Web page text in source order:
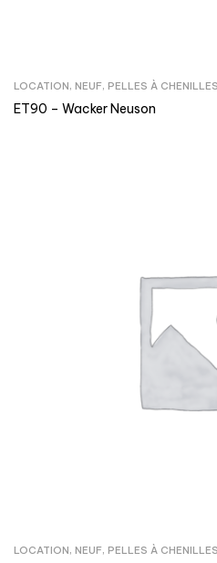
LOCATION, NEUF, PELLES À CHENILLES
ET90 – Wacker Neuson
LOCATION, NEUF, PELLES À CHENILLES